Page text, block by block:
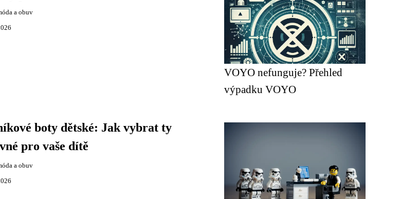
a obuv
boty dětské: Jak vybrat ty
pro vaše dítě
a obuv
VOYO nefunguje? Přehled
výpadku VOYO